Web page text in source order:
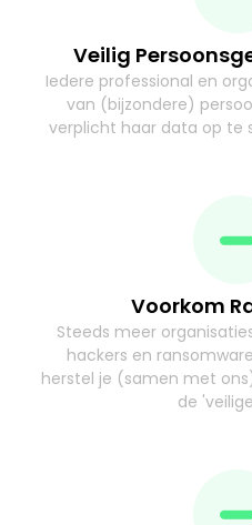
Veilig
Iedere professional en
van (bijzondere)
verplicht haar data op te
Voorkom
Steeds meer
hackers en
herstel je (samen met
de